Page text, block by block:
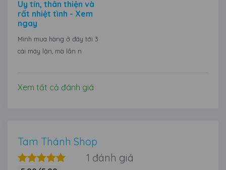
Uy tín, thân thiện và
rất nhiệt tình - Xem
ngay
Mình mua hàng ở đây tới 3
cái máy lận, mà lần n
Xem tất cả đánh giá
Tam Thánh Shop
1 đánh giá